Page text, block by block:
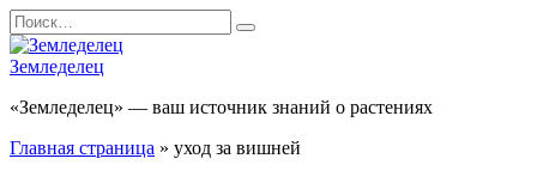
Перейти
к
содержанию
Search
for:
Земледелец
«Земледелец» — ваш источник знаний о растениях
Главная страница » уход за вишней